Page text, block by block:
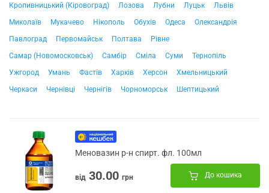
Кропивницький (Кіровоград)
Лозова Лубни Луцьк
Львів
Миколаїв
Мукачево Нікополь Обухів Одеса
Олександрія
Павлоград
Первомайськ Полтава
Рівне
Самар (Новомосковськ)
Самбір Сміла Суми
Тернопіль
Ужгород
Умань Фастів Харків Херсон
Хмельницький
Черкаси
Чернівці Чернігів Чорноморськ Шептицький
Меновазин р-н спирт. фл. 100мл
від 30.00 грн До кошика